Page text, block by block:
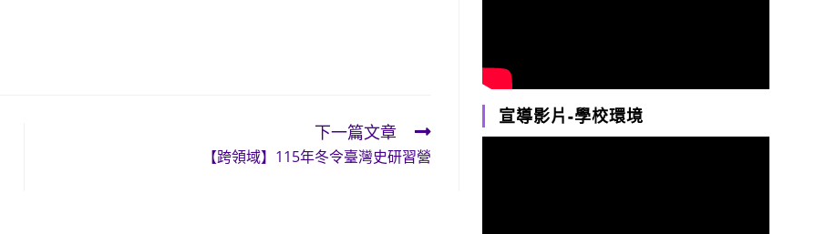
下一篇文章
【跨領域】115年冬令臺灣史研習營
宣導影片-學校環境